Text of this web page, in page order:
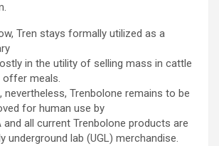
Tren stays formally utilized as a
in the utility of selling mass in cattle
offer meals.
nevertheless, Trenbolone remains to be
for human use by
and all current Trenbolone products are
underground lab (UGL) merchandise.